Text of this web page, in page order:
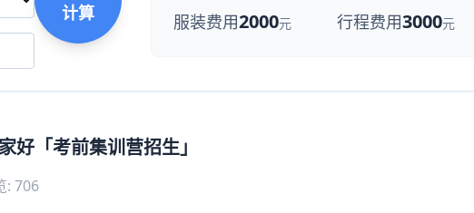
计算
服装费用2000元 行程费用3000元
好「考前集训营招生」
: 706